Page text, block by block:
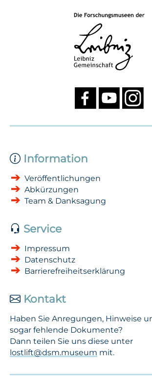
Information
Veröffentlichungen
Abkürzungen
Team & Danksagung
Service
Impressum
Datenschutz
Barrierefreiheitserklärung
Kontakt
Haben Sie Anregungen, Hinweise
sogar fehlende Dokumente?
Dann teilen Sie uns diese unter
lostlift@dsm.museum mit.